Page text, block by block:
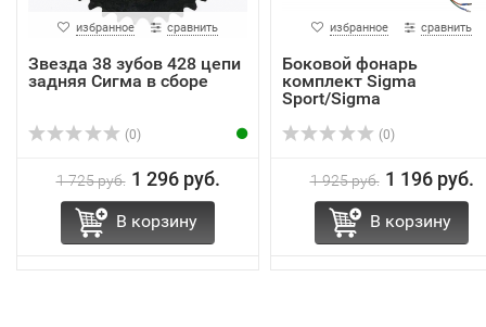
избранное сравнить
Звезда 38 зубов 428 цепи
задняя Сигма в сборе
(0)
1 725 руб. 1 296 руб.
В корзину
избранное сравнить
Боковой фонарь
комплект Sigma
Sport/Sigma
(0)
1 925 руб. 1 196 руб.
В корзину